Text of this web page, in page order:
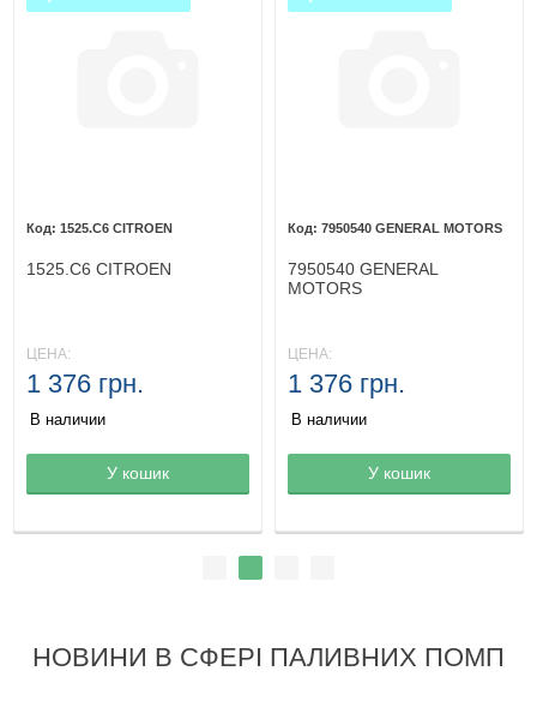
Товар в корзине
1525.C6 CITROEN
1525.C6 CITROEN
ЦЕНА:
1 376 грн.
В наличии
У кошик Товар в корзине
7950540 GENERAL MOTORS
7950540 GENERAL
MOTORS
ЦЕНА:
1 376 грн.
В наличии
У кошик
НОВИНИ В СФЕРІ ПАЛИВНИХ ПОМП